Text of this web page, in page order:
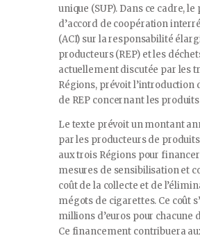
unique (SUP). Dans ce cadre, le
d’accord de coopération
(ACI) sur la responsabilité
producteurs (REP) et les
actuellement discutée par les
Régions, prévoit l’introduction
de REP concernant les
Le texte prévoit un montant
par les producteurs de
aux trois Régions pour
mesures de sensibilisation et
coût de la collecte et de
mégots de cigarettes. Ce coût
millions d’euros pour chacune
Ce financement contribuera